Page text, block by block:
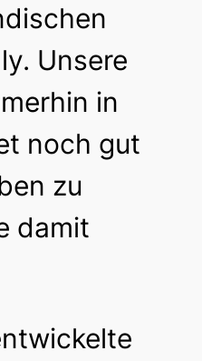
Unsere
in
noch gut
zu
damit